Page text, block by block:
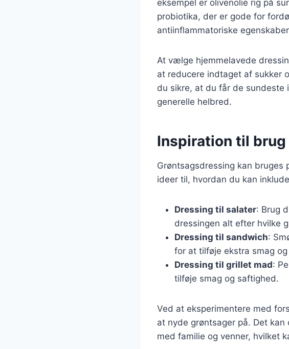
eksempel er olivenolie rig på
probiotika, der er gode for
antiinflammatoriske
At vælge hjemmelavede
at reducere indtaget af sukker
du sikre, at du får de sundeste
generelle helbred.
Inspiration til
Grøntsagsdressing kan bruges
ideer til, hvordan du kan
Dressing til salater: Brug
dressingen alt efter hvilke
Dressing til sandwich:
for at tilføje ekstra smag
Dressing til grillet mad:
tilføje smag og saftighed.
Ved at eksperimentere med
at nyde grøntsager på. Det
med familie og venner, hvilket